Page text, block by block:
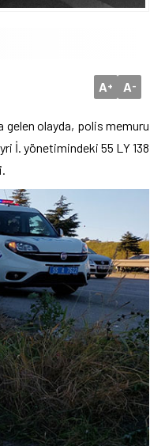
A+ A-
gelen olayda, polis memuru
İ. yönetimindeki 55 LY 138